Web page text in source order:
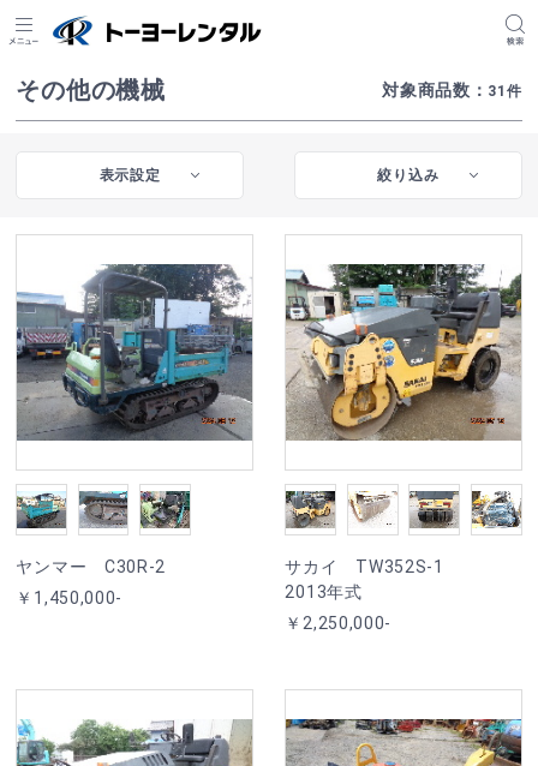
その他の機械 対象商品数 ： 31 件
表示設定 絞り込み
ヤンマー C30R-2
￥1,450,000-
サカイ TW352S-1
2013年式
￥2,250,000-